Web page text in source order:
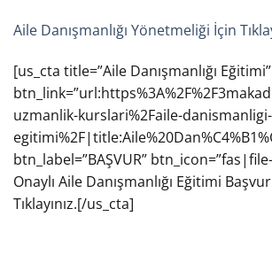
Aile Danışmanlığı Yönetmeliği İçin
[us_cta title=”Aile Danışmanlığı
uzmanlik-kurslari%2Faile-danismanligi-
btn_label=”BAŞVUR”
Onaylı Aile Danışmanlığı Eğitimi
Tıklayınız.[/us_cta]